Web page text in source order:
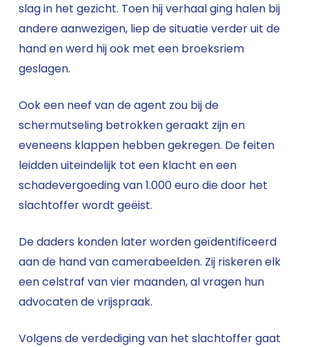
slag in het gezicht. Toen hij verhaal ging halen bij
andere aanwezigen, liep de situatie verder uit de
hand en werd hij ook met een broeksriem
geslagen.
Ook een neef van de agent zou bij de
schermutseling betrokken geraakt zijn en
eveneens klappen hebben gekregen. De feiten
leidden uiteindelijk tot een klacht en een
schadevergoeding van 1.000 euro die door het
slachtoffer wordt geëist.
De daders konden later worden geïdentificeerd
aan de hand van camerabeelden. Zij riskeren elk
een celstraf van vier maanden, al vragen hun
advocaten de vrijspraak.
Volgens de verdediging van het slachtoffer gaat